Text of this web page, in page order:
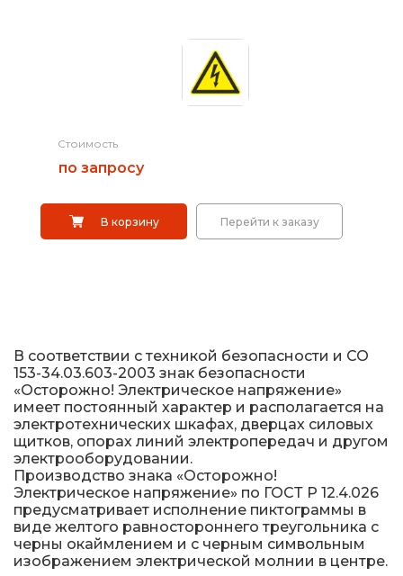
Светодиодные знаки на солнечной
Дорожные системы световой индикации
Водоналивные барьеры, буферы, конусы
Дорожные световозвращатели (катафоты)
Вехи, делиниаторы
Искусственная дорожная неровность (ИДН),
демпферы
Металлические колесоотбойники
Сферические дорожные зеркала
Светофоры
Стоимость
по запросу
В корзину Перейти к заказу
В соответствии с техникой безопасности и СО
153-34.03.603-2003 знак безопасности
«Осторожно! Электрическое напряжение»
имеет постоянный характер и располагается на
электротехнических шкафах, дверцах силовых
щитков, опорах линий электропередач и другом
электрооборудовании.
Производство знака «Осторожно!
Электрическое напряжение» по ГОСТ Р 12.4.026
предусматривает исполнение пиктограммы в
виде желтого равностороннего треугольника с
черны окаймлением и с черным символьным
изображением электрической молнии в центре.
Саратов